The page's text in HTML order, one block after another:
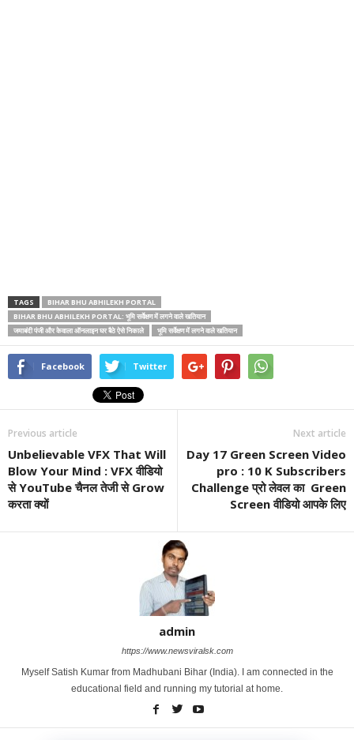
TAGS
BIHAR BHU ABHILEKH PORTAL
BIHAR BHU ABHILEKH PORTAL: भूमि सर्वेक्षण में लगने वाले खतियान
जमाबंदी पंजी और केवाला ऑनलाइन घर बैठे ऐसे निकाले
भूमि सर्वेक्षण में लगने वाले खतियान
Facebook Twitter
Previous article
Unbelievable VFX That Will
Blow Your Mind : VFX वीडियो
से YouTube चैनल तेजी से Grow
करता क्यों
Next article
Day 17 Green Screen Video
pro : 10 K Subscribers
Challenge प्रो लेवल का Green
Screen वीडियो आपके लिए
admin
https://www.newsviralsk.com
Myself Satish Kumar from Madhubani Bihar (India). I am connected in the
educational field and running my tutorial at home.